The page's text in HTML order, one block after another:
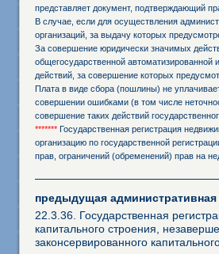
представляет документ, подтверждающий
В случае, если для осуществления
организаций, за выдачу которых
За совершение юридически значимых
общегосударственной
действий, за совершение которых
Плата в виде сбора (пошлины) не
совершении ошибками (в том числе
совершение таких действий
******* Государственная регистрация
организацию по государственной
прав, ограничений (обременений) прав на
предыдущая
22.3.36. Государственная
капитального строения,
законсервированного